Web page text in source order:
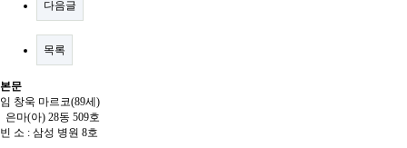
다음글
목록
본문
임 창욱 마르코(89세)
은마(아) 28동 509호
빈 소 : 삼성 병원 8호